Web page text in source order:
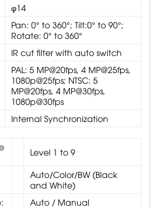
φ14
Pan: 0° to 360°; Tilt:0° to 90°;
Rotate: 0° to 360°
IR cut filter with auto switch
PAL: 5 MP@20fps, 4 MP@25fps,
1080p@25fps; NTSC: 5
MP@20fps, 4 MP@30fps,
1080p@30fps
Internal Synchronization
Level 1 to 9
Auto/Color/BW (Black
and White)
Auto / Manual